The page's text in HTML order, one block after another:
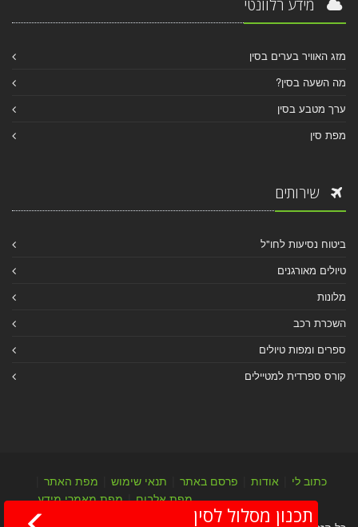
מידע רלוונטי
מזג האוויר בערים בסין
מה השעה בסין?
ערך מטבע בסין
מפת סין
שירותים
ביטוח נסיעות לחו"ל
טיולים מאורגנים
מלונות
השכרת רכב
ספרים ומפות טיולים
קורס ספרדית למטיילים
כתוב לי אודות פרסם באתר תנאי שימוש מפת האתר
מפת אלבום|מפת מאמרי מידע
תכנון מסלול לסין